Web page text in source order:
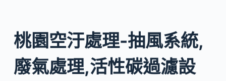
桃園空汙處理-抽風系統,
廢氣處理,活性碳過濾設